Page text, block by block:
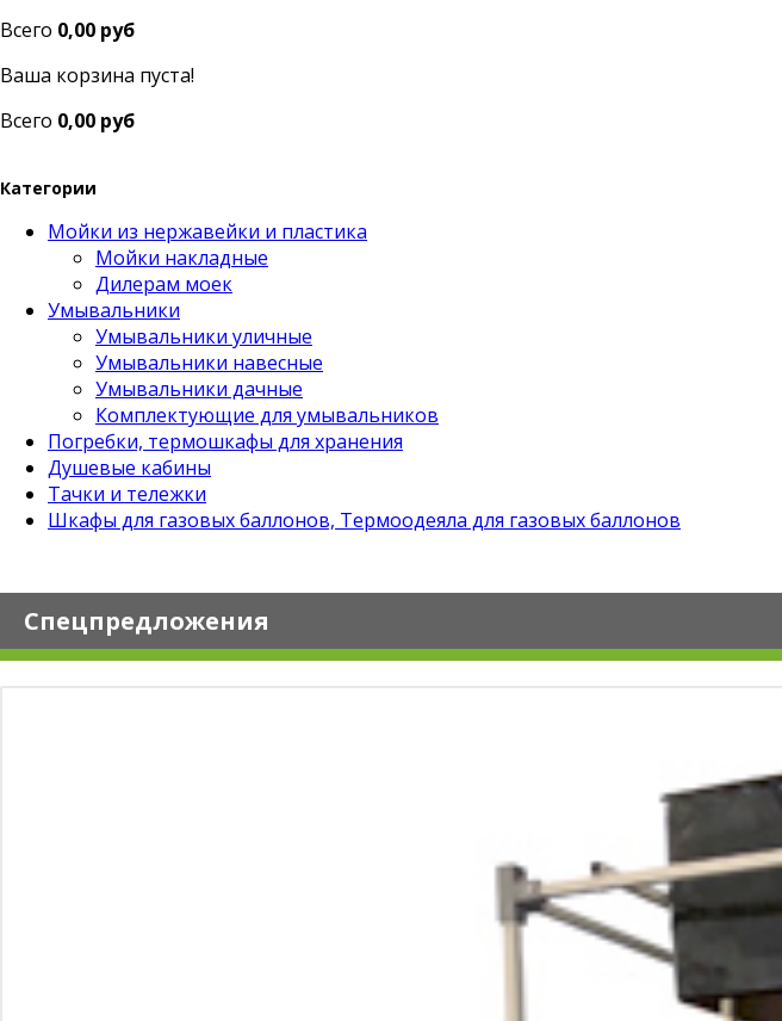
Всего 0,00 руб
Ваша корзина пуста!
Всего 0,00 руб
Категории
Мойки из нержавейки и пластика
Мойки накладные
Дилерам моек
Умывальники
Умывальники уличные
Умывальники навесные
Умывальники дачные
Комплектующие для умывальников
Погребки, термошкафы для хранения
Душевые кабины
Тачки и тележки
Шкафы для газовых баллонов, Термоодеяла для газовых баллонов
Спецпредложения